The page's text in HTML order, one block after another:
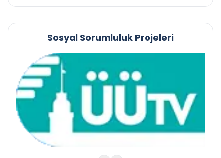
Sosyal Sorumluluk Projeleri